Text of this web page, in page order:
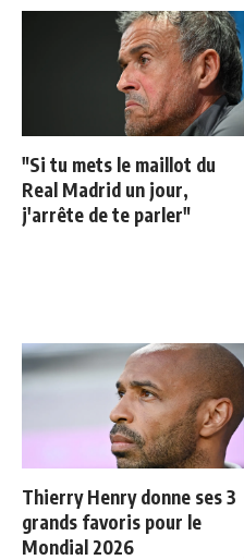
"Si tu mets le maillot du
Real Madrid un jour,
j'arrête de te parler"
Thierry Henry donne ses 3
grands favoris pour le
Mondial 2026